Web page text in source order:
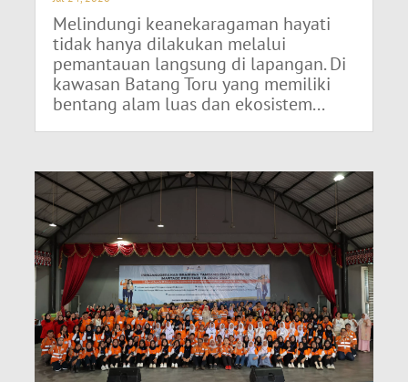
Melindungi keanekaragaman hayati
tidak hanya dilakukan melalui
pemantauan langsung di lapangan. Di
kawasan Batang Toru yang memiliki
bentang alam luas dan ekosistem...